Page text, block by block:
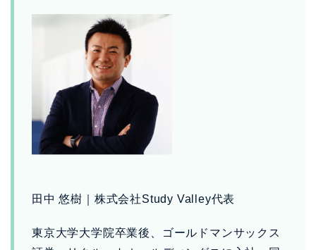
田中 悠樹｜株式会社Study Valley代表
東京大学大学院卒業後、ゴールドマンサックス